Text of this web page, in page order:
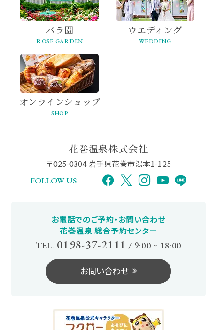
バラ園
ROSE GARDEN
ウエディング
WEDDING
オンラインショップ
SHOP
花巻温泉株式会社
〒025-0304 岩手県花巻市湯本1-125
FOLLOW US
お電話でのご予約・お問い合わせ
花巻温泉 総合予約センター
TEL. 0198-37-2111 / 9:00 ~ 18:00
お問い合わせ